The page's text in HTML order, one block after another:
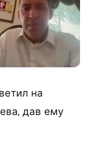
на
дав ему